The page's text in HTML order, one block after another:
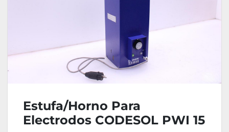
Estufa/Horno Para
Electrodos CODESOL PWI 15